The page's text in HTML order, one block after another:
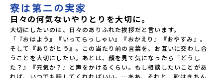
寮は第二の実家
日々の何気ないやりとりを大切に。
大切にしたいのは、日々のありふれた挨拶だと言います。
「『おはよう』『いってらっしゃい』『おかえり』『おやすみ』。
そして『ありがとう』。この当たり前の言葉を、お互いに交わし合
うことを大切にしたい。あとは、顔を見て気になったら『どうし
た？』『元気か？』と声をかけるくらい。もし相談したいことがあ